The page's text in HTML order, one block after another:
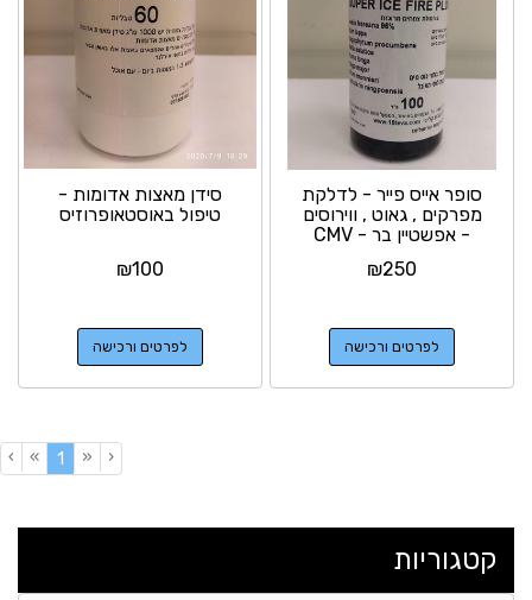
סופר אייס פייר - לדלקת
מפרקים , גאוט , ווירוסים
- אפשטיין בר - CMV
₪250
לפרטים ורכישה
סידן מאצות אדומות -
טיפול באוסטאופרוזיס
₪100
לפרטים ורכישה
‹
«
1
(current)
»
›
קטגוריות